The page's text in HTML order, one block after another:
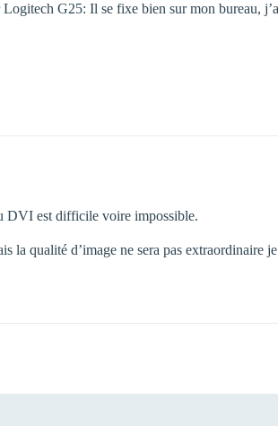
G25: Il se fixe bien sur mon bureau,
DVI est difficile voire impossible.
qualité d’image ne sera pas extraordinaire